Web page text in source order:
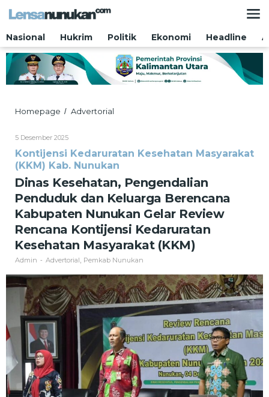
Nasional
Hukrim Politik Ekonomi Headline
Homepage / Advertorial
dan
Keluarga
Kabupaten
Nunukan
Gelar
Review
Rencana
Kontijensi
Kedaruratan
Kesehatan
(KKM)
5 Desember 2025Oleh
Kontijensi Kedaruratan Kesehatan Masyarakat
(KKM) Kab. Nunukan
Dinas Kesehatan, Pengendalian
Penduduk dan Keluarga Berencana
Kabupaten Nunukan Gelar Review
Rencana Kontijensi Kedaruratan
Kesehatan Masyarakat (KKM)
Admin - Advertorial Pemkab Nunukan